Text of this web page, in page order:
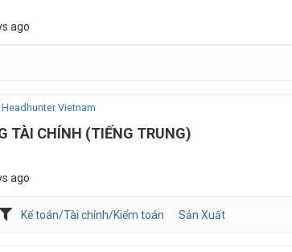
ago
Vietnam
TÀI CHÍNH (TIẾNG TRUNG)
ago
Kế toán/Tài chính/Kiểm toán Sản Xuất